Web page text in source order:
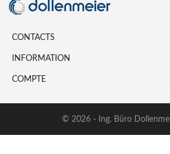
CONTACTS
INFORMATION
COMPTE
© 2026 - Ing. Büro